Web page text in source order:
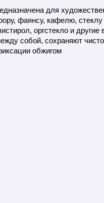
для
фаянсу, кафелю, стеклу
оргстекло и другие
собой, сохраняют
обжигом